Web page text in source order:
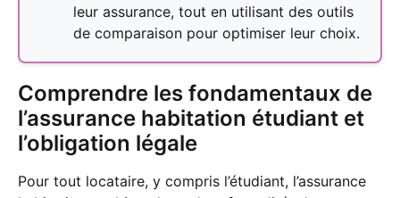
leur assurance, tout en utilisant des outils
de comparaison pour optimiser leur choix.
Comprendre les fondamentaux de
l’assurance habitation étudiant et
l’obligation légale
Pour tout locataire, y compris l’étudiant, l’assurance